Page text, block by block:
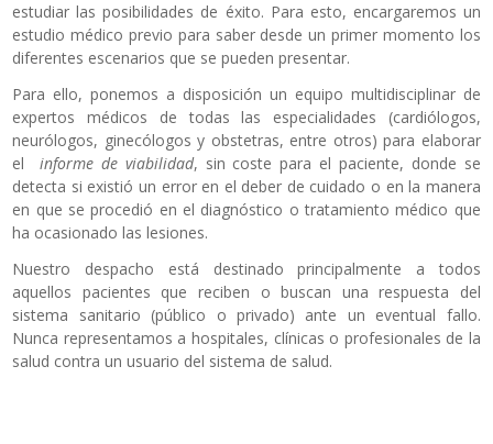
estudiar las posibilidades de éxito. Para esto, encargaremos un
estudio médico previo para saber desde un primer momento los
diferentes escenarios que se pueden presentar.
Para ello, ponemos a disposición un equipo multidisciplinar de
expertos médicos de todas las especialidades (cardiólogos,
neurólogos, ginecólogos y obstetras, entre otros) para elaborar
el informe de viabilidad, sin coste para el paciente, donde se
detecta si existió un error en el deber de cuidado o en la manera
en que se procedió en el diagnóstico o tratamiento médico que
ha ocasionado las lesiones.
Nuestro despacho está destinado principalmente a todos
aquellos pacientes que reciben o buscan una respuesta del
sistema sanitario (público o privado) ante un eventual fallo.
Nunca representamos a hospitales, clínicas o profesionales de la
salud contra un usuario del sistema de salud.